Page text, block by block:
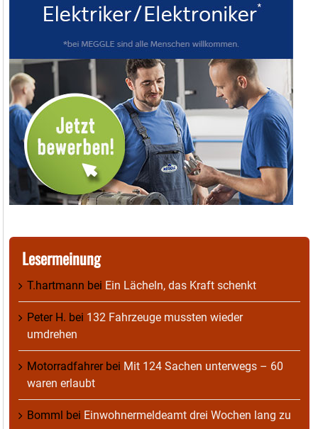
Lesermeinung
T.hartmann bei Ein Lächeln, das Kraft schenkt
Peter H. bei 132 Fahrzeuge mussten wieder
umdrehen
Motorradfahrerbei Mit 124 Sachen unterwegs – 60
waren erlaubt
Bomml bei Einwohnermeldeamt drei Wochen lang zu